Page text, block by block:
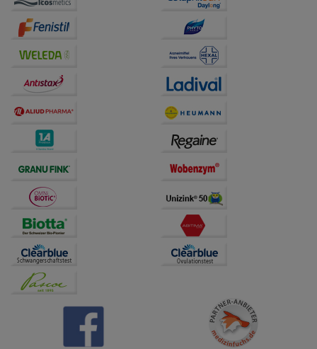
auf unserer Website aber auch die Werbung auf
Drittseiten möglichst relevant für Sie zu gestalten.
Bitte beachten Sie, dass Daten hierfür teilweise an
Dritte wie z.B. Google oder soziale Medien
übertragen werden.